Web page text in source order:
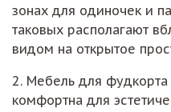
зонах для одиночек и
таковых располагают
видом на открытое
2. Мебель для
комфортна для